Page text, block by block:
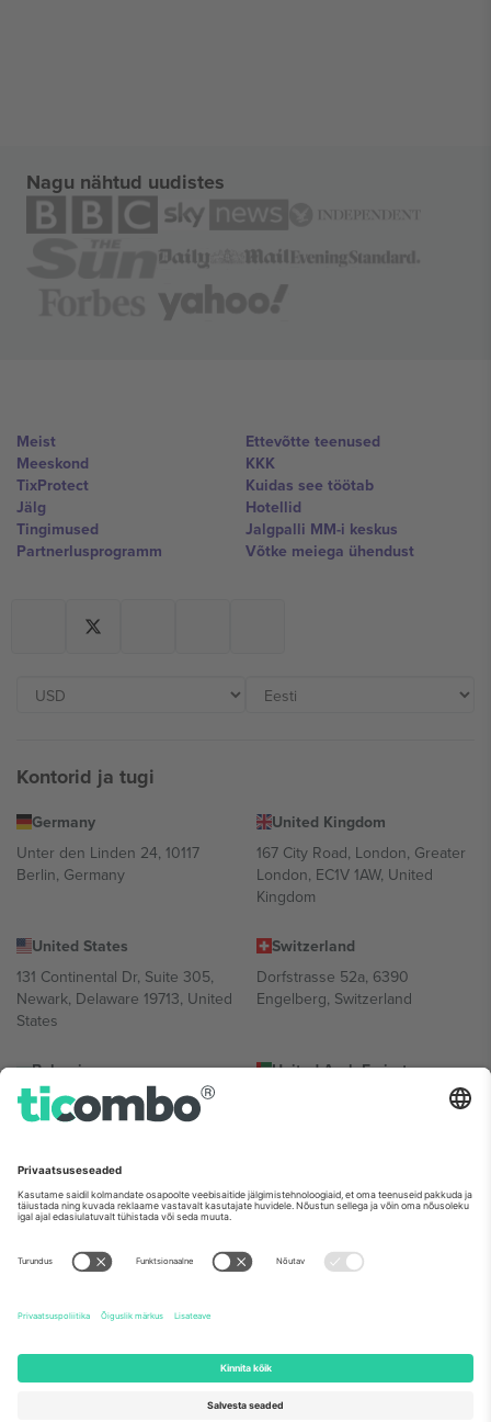
Nagu nähtud uudistes
Meist
Meeskond
TixProtect
Jälg
Tingimused
Partnerlusprogramm
Ettevõtte teenused
KKK
Kuidas see töötab
Hotellid
Jalgpalli MM-i keskus
Võtke meiega ühendust
Kontorid ja tugi
Germany
Unter den Linden 24, 10117
Berlin, Germany
United Kingdom
167 City Road, London, Greater
London, EC1V 1AW, United
Kingdom
United States
131 Continental Dr, Suite 305,
Newark, Delaware 19713, United
States
Switzerland
Dorfstrasse 52a, 6390
Engelberg, Switzerland
Bulgaria
Regus Sofia City West, bul
Totleben 53-55, 1606 Sofia,
United Arab Emirates
UAE Dubai Silicon Oasis, DDP
Mexico
Av Chapultepec 360, Roma
Norte, Cuauhtémoc, 06700
Ciudad de México, CDMX,
sündmusest ja/või domeenist. Detailide jaoks vaata konkreetse
sündmuse lehte, impressumit ja tingimusi.,
2026 Ticombo. Kõik õigused kaitstud.